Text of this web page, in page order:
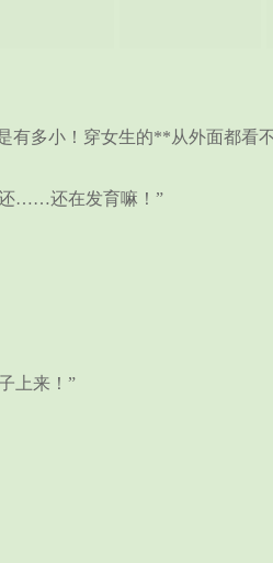
多小！穿女生的**从外面都看
……还在发育嘛！”
上来！”